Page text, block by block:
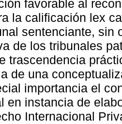
favorable al
la calificación lex
sentenciante, sin
de los tribunales
trascendencia
de una
importancia el
en instancia de
Internacional